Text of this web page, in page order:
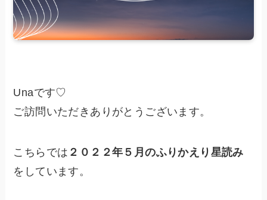
Unaです♡
ご訪問いただきありがとうございます。
こちらでは ２０２２年５月のふりかえり星読み
をしています。